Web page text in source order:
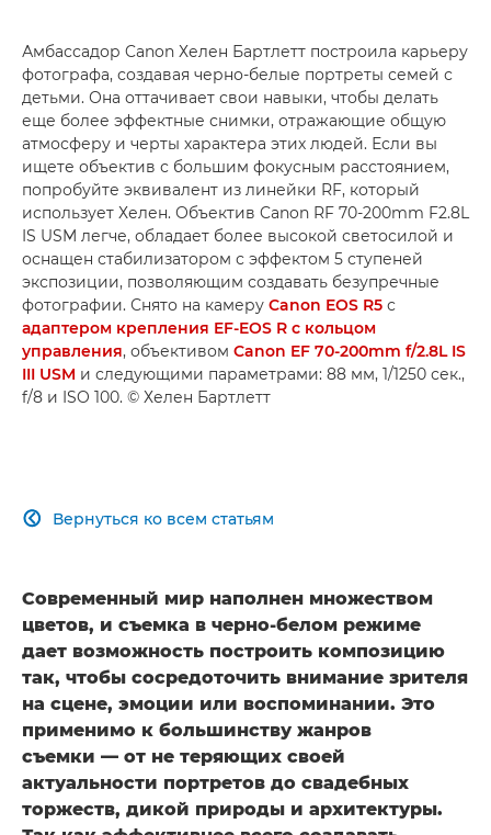
Амбассадор Canon Хелен Бартлетт построила карьеру
фотографа, создавая черно-белые портреты семей с
детьми. Она оттачивает свои навыки, чтобы делать
еще более эффектные снимки, отражающие общую
атмосферу и черты характера этих людей. Если вы
ищете объектив с большим фокусным расстоянием,
попробуйте эквивалент из линейки RF, который
использует Хелен. Объектив Canon RF 70-200mm F2.8L
IS USM легче, обладает более высокой светосилой и
оснащен стабилизатором с эффектом 5 ступеней
экспозиции, позволяющим создавать безупречные
фотографии. Снято на камеру Canon EOS R5 с
адаптером крепления EF-EOS R с кольцом
управления, объективом Canon EF 70-200mm f/2.8L IS
III USM и следующими параметрами: 88 мм, 1/1250 сек.,
f/8 и ISO 100. © Хелен Бартлетт
Вернуться ко всем статьям

Современный мир наполнен множеством
цветов, и съемка в черно-белом режиме
дает возможность построить композицию
так, чтобы сосредоточить внимание зрителя
на сцене, эмоции или воспоминании. Это
применимо к большинству жанров
съемки — от не теряющих своей
актуальности портретов до свадебных
торжеств, дикой природы и архитектуры.